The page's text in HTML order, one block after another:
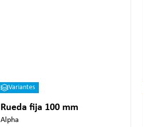
Variantes
Rueda fija 100 mm
Alpha